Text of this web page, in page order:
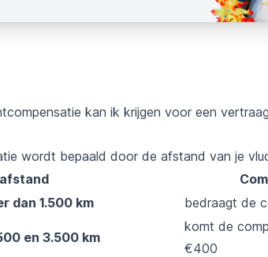
kan ik krijgen voor een
wordt bepaald door de afstand van je
dan 1.500 km bedraagt de
en 3.500 km
komt de
€400